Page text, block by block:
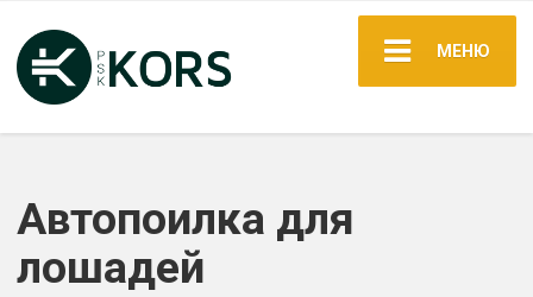
МЕНЮ
Автопоилка для
лошадей